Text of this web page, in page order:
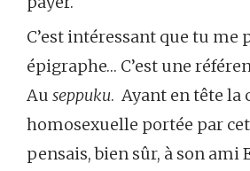
C’est intéressant que tu me
épigraphe… C’est une
Au seppuku. Ayant en tête la
homosexuelle portée par
pensais, bien sûr, à son ami